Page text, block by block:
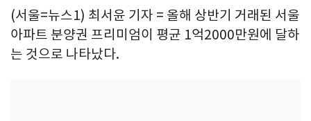
(서울=뉴스1) 최서윤 기자 = 올해 상반기 거래된 서울
아파트 분양권 프리미엄이 평균 1억2000만원에 달하
는 것으로 나타났다.